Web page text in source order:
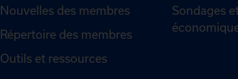
Nouvelles des membres
Répertoire des membres
Outils et ressources
Sondages